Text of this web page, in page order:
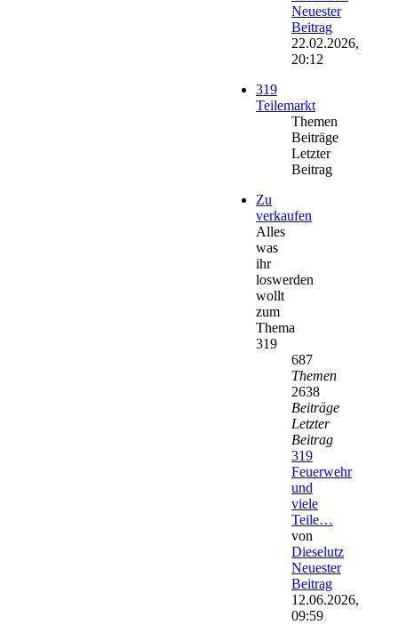
Neuester
Beitrag
22.02.2026,
20:12
319
Teilemarkt
Themen
Beiträge
Letzter
Beitrag
Zu
verkaufen
Alles
was
ihr
loswerden
wollt
zum
Thema
319
687
Themen
2638
Beiträge
Letzter
Beitrag
319
Feuerwehr
und
viele
Teile…
von
Dieselutz
Neuester
Beitrag
12.06.2026,
09:59